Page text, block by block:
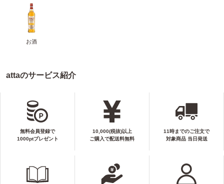
お酒
attaのサービス紹介
無料会員登録で
1000ptプレゼント
10,000(税抜)以上
ご購入で配送料無料
11時までのご注文で
対象商品 当日発送